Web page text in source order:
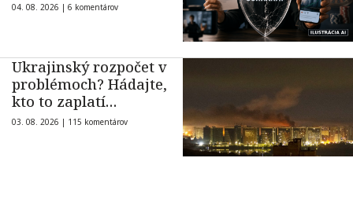
04. 08. 2026 | 6 komentárov
Ukrajinský rozpočet v
problémoch? Hádajte,
kto to zaplatí…
03. 08. 2026 | 115 komentárov